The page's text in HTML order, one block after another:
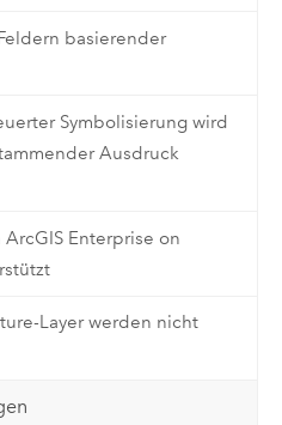
basierender
Symbolisierung wird
Ausdruck
Enterprise on
Layer werden nicht